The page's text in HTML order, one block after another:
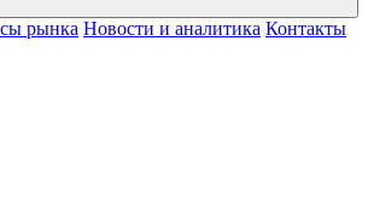
рынка Новости и аналитика Контакты